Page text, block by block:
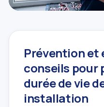
Prévention et
conseils pour
durée de vie
installation